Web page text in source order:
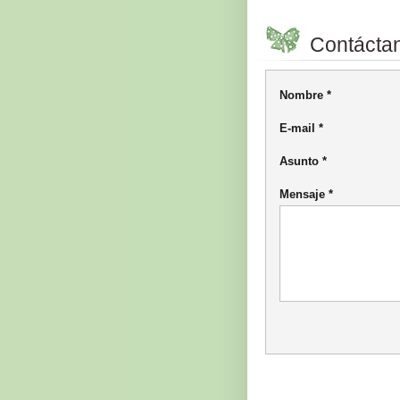
Nombre *
E-mail *
Asunto *
Mensaje *